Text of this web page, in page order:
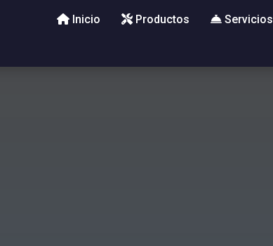
Inicio Productos Servicios